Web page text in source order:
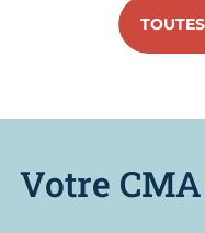
Votre